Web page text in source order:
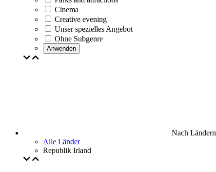
Cinema
Creative evening
Unser spezielles Angebot
Ohne Subgenre
Anwenden
Nach Ländern
Alle Länder
Republik Irland